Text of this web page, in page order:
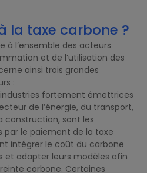
la taxe carbone ?
à l’ensemble des acteurs
et de l’utilisation des
ainsi trois grandes
:
industries fortement émettrices
de l’énergie, du transport,
construction, sont les
par le paiement de la taxe
intégrer le coût du carbone
et adapter leurs modèles afin
carbone. Certaines